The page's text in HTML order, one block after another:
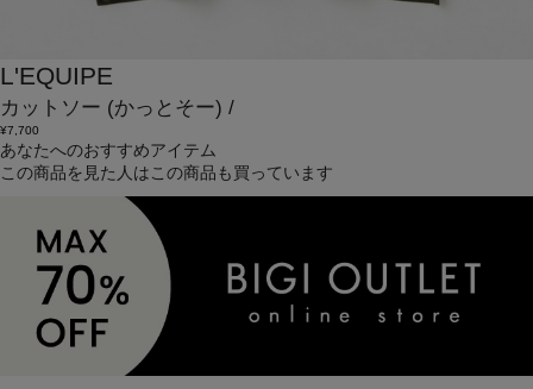
L'EQUIPE
カットソー (かっとそー) /
¥7,700
あなたへのおすすめアイテム
この商品を見た人はこの商品も買っています